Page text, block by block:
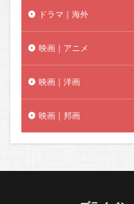
ドラマ｜海外
映画｜アニメ
映画｜洋画
映画｜邦画